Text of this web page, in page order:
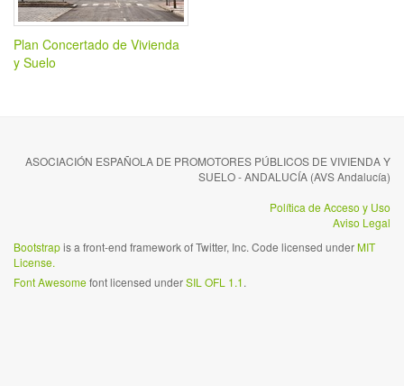
Plan Concertado de Vivienda
y Suelo
ASOCIACIÓN ESPAÑOLA DE PROMOTORES PÚBLICOS DE VIVIENDA Y
SUELO - ANDALUCÍA (AVS Andalucía)
Política de Acceso y Uso
Aviso Legal
Bootstrapis a front-end framework of Twitter, Inc. Code licensed underMIT
License.
Font Awesomefont licensed underSIL OFL 1.1.